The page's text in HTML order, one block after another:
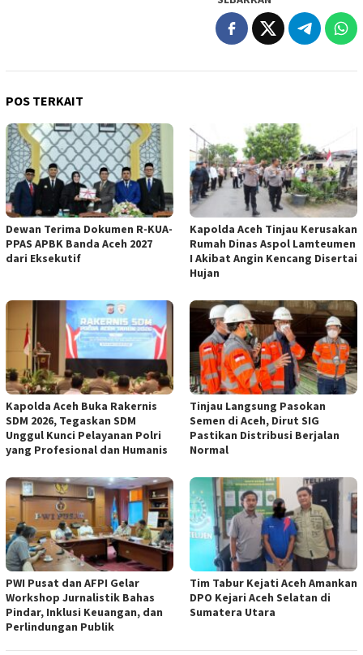
POS TERKAIT
Dewan Terima Dokumen R-KUA-
PPAS APBK Banda Aceh 2027
dari Eksekutif
Kapolda Aceh Tinjau Kerusakan
Rumah Dinas Aspol Lamteumen
I Akibat Angin Kencang Disertai
Hujan
Kapolda Aceh Buka Rakernis
SDM 2026, Tegaskan SDM
Unggul Kunci Pelayanan Polri
yang Profesional dan Humanis
Tinjau Langsung Pasokan
Semen di Aceh, Dirut SIG
Pastikan Distribusi Berjalan
Normal
PWI Pusat dan AFPI Gelar
Workshop Jurnalistik Bahas
Pindar, Inklusi Keuangan, dan
Perlindungan Publik
Tim Tabur Kejati Aceh Amankan
DPO Kejari Aceh Selatan di
Sumatera Utara